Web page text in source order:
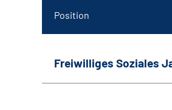
Position
Freiwilliges Soziales